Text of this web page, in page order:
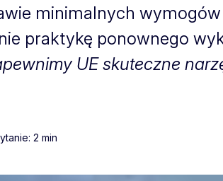
minimalnych
praktykę ponownego
UE skuteczne
2 min